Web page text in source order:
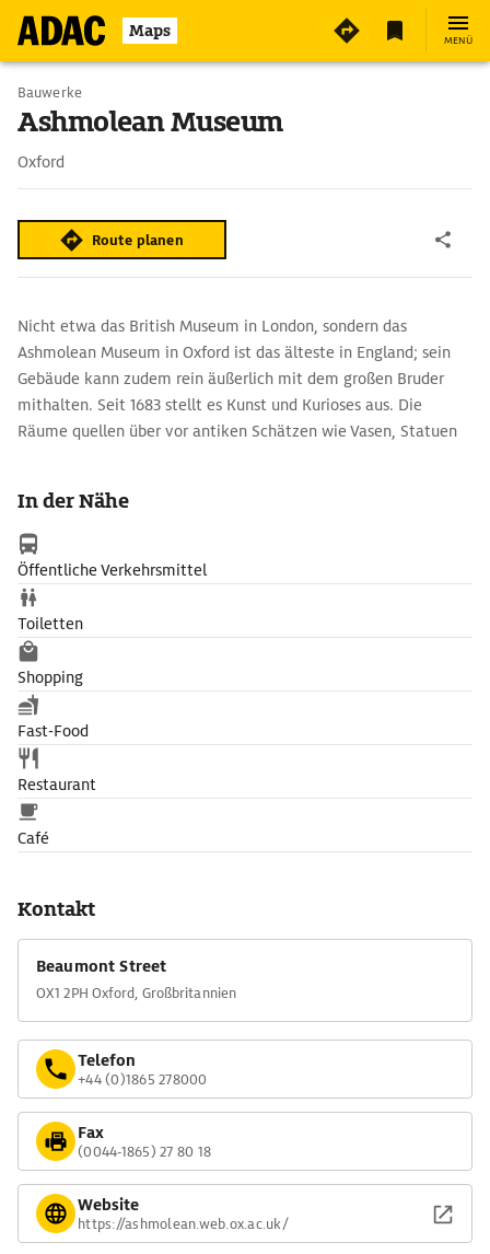
Maps MENÜ
Bauwerke
Ashmolean Museum
Oxford
Route planen
Nicht etwa das British Museum in London, sondern das
Ashmolean Museum in Oxford ist das älteste in England; sein
Gebäude kann zudem rein äußerlich mit dem großen Bruder
mithalten. Seit 1683 stellt es Kunst und Kurioses aus. Die
Räume quellen über vor antiken Schätzen wie Vasen, Statuen
unschätzbare Messiah-Violine. Sammlungen nah- und
fernöstlicher Kunst tragen ein Übriges dazu bei, dass das
Ashmolean seit Jahrhunderten so beliebt ist und die Zeit darin
im Nu verfliegt.
In der Nähe
Öffentliche Verkehrsmittel
Toiletten
Shopping
Fast-Food
Restaurant
Café
Kontakt
Beaumont Street
OX1 2PH Oxford, Großbritannien
Telefon
+44 (0)1865 278000
Fax
(0044-1865) 27 80 18
Website
https://ashmolean.web.ox.ac.uk/